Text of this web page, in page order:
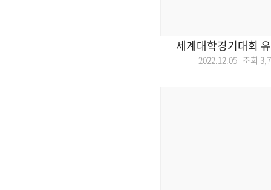
세계대학경기대회
2022.12.05 조회